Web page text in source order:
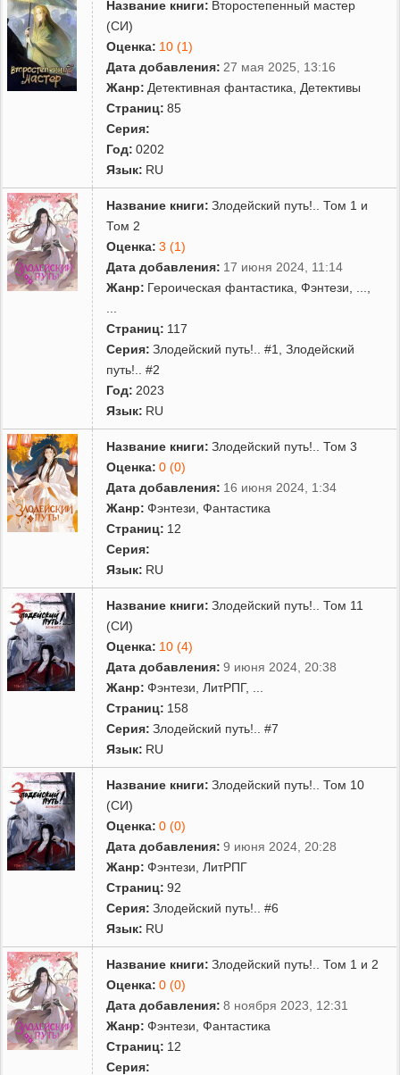
Название книги: Второстепенный мастер
(СИ)
Оценка: 10 (1)
Дата добавления: 27 мая 2025, 13:16
Жанр: Детективная фантастика
Детективы
Страниц: 85
Серия:
Год: 0202
Язык: RU
Название книги: Злодейский путь!.. Том 1 и
Том 2
Оценка: 3 (1)
Дата добавления: 17 июня 2024, 11:14
Жанр: Героическая фантастика ,Фэнтези
Страниц: 117
Серия: Злодейский путь!.. #1 ,Злодейский
путь!.. #2
Год: 2023
Язык: RU
Название книги: Злодейский путь!.. Том 3
Оценка: 0 (0)
Дата добавления: 16 июня 2024, 1:34
Жанр: Фэнтези ,Фантастика
Страниц: 12
Серия:
Язык: RU
Название книги: Злодейский путь!.. Том 11
(СИ)
Оценка: 10 (4)
Дата добавления: 9 июня 2024, 20:38
Жанр: Фэнтези ЛитРПГ,
Страниц: 158
Серия: Злодейский путь!.. #7
Язык: RU
Название книги: Злодейский путь!.. Том 10
(СИ)
Оценка: 0 (0)
Дата добавления: 9 июня 2024, 20:28
Жанр: Фэнтези
ЛитРПГ
Страниц: 92
Серия: Злодейский путь!.. #6
Язык: RU
Название книги: Злодейский путь!.. Том 1 и 2
Оценка: 0 (0)
Дата добавления: 8 ноября 2023, 12:31
Жанр: Фэнтези ,Фантастика
Страниц: 12
Серия: